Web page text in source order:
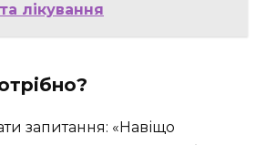
лікування
запитання: «Навіщо